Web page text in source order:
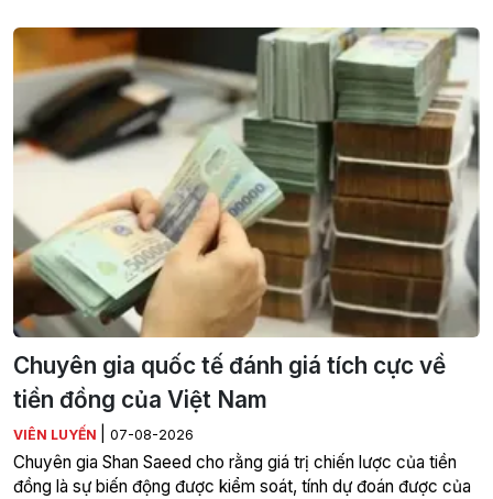
Chuyên gia quốc tế đánh giá tích cực về
tiền đồng của Việt Nam
VIÊN LUYẾN 07-08-2026
Chuyên gia Shan Saeed cho rằng giá trị chiến lược của tiền
đồng là sự biến động được kiểm soát, tính dự đoán được của